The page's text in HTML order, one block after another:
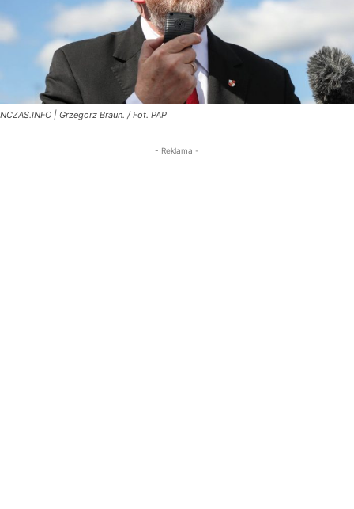
NCZAS.INFO | Grzegorz Braun. / Fot. PAP
- Reklama -